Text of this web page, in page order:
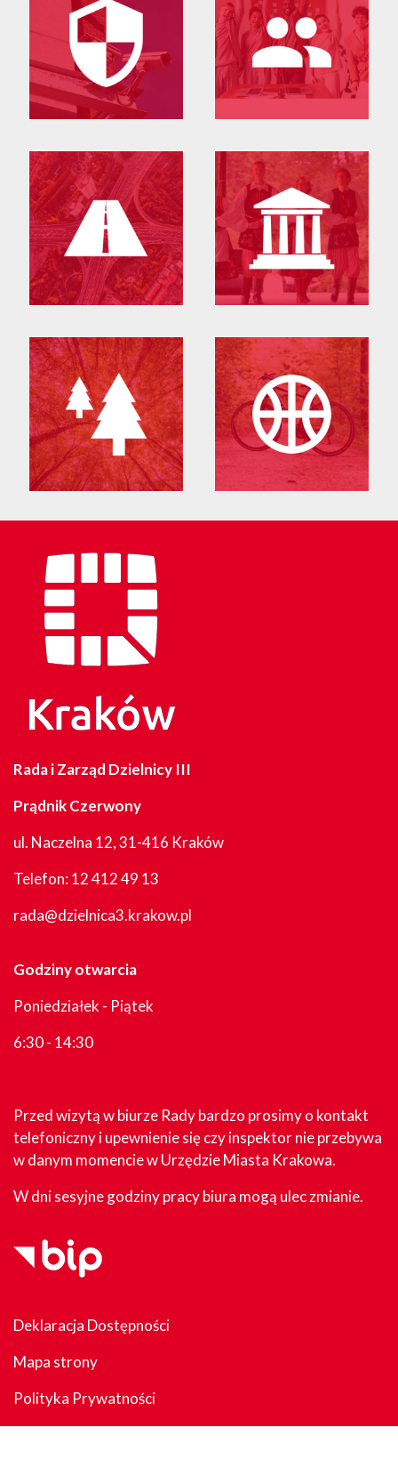
Rada i Zarząd Dzielnicy III
Prądnik Czerwony
ul. Naczelna 12, 31-416 Kraków
Telefon:12 412 49 13
rada@dzielnica3.krakow.pl
Godziny otwarcia
Poniedziałek - Piątek
6:30 - 14:30
Przed wizytą w biurze Rady bardzo prosimy o kontakt
telefoniczny i upewnienie się czy inspektor nie przebywa
w danym momencie w Urzędzie Miasta Krakowa.
W dni sesyjne godziny pracy biura mogą ulec zmianie.
Deklaracja Dostępności
Mapa strony
Polityka Prywatności